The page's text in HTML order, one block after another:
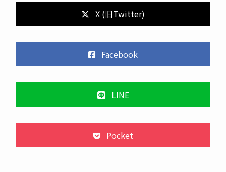
X (旧Twitter)
Facebook
LINE
Pocket